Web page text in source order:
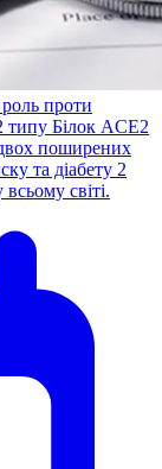
проти
типу Білок ACE2
поширених
та діабету 2
світі.